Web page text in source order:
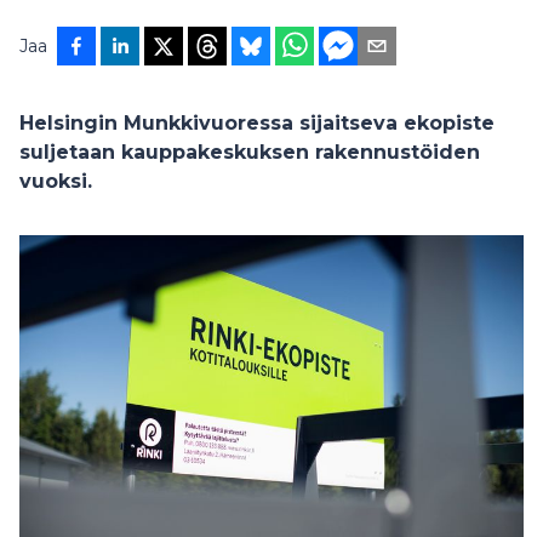
Jaa
Helsingin Munkkivuoressa sijaitseva ekopiste
suljetaan kauppakeskuksen rakennustöiden
vuoksi.